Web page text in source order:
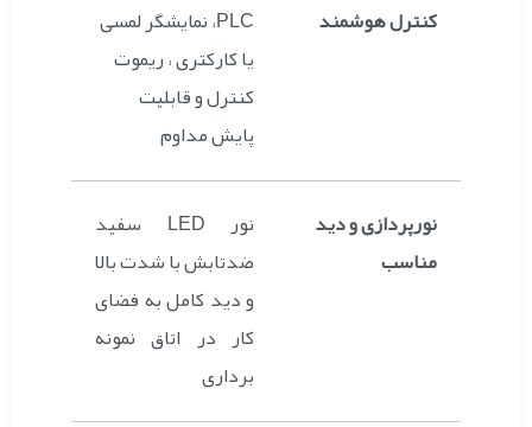
کنترل هوشمند
PLC، نمایشگر لمسی
یا کارکتری ، ریموت
کنترل و قابلیت
پایش مداوم
نورپردازی و دید
مناسب
نور LED سفید
ضد‌تابش با شدت بالا
و دید کامل به فضای
کار در اتاق نمونه
برداری